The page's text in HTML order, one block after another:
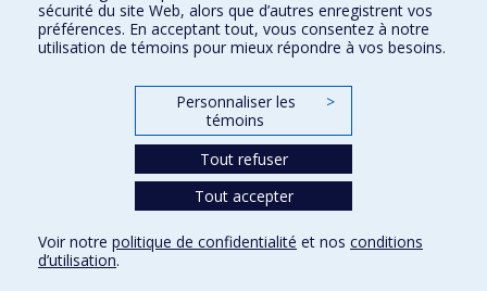
Directions
DPC
CPASS
sécurité du site Web, alors que d’autres enregistrent vos
préférences. En acceptant tout, vous consentez à notre
utilisation de témoins pour mieux répondre à vos besoins.
Personnaliser les
témoins
>
Tout refuser
Tout accepter
Voir notre politique de confidentialité et nos conditions
d’utilisation.